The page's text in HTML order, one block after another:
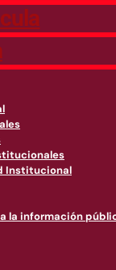
Institucional
la información